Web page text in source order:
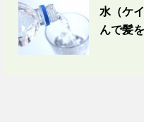
水（ケ
んで髪